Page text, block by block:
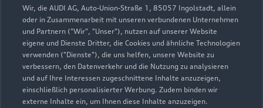
Wir, die AUDI AG, Auto-Union-Straße 1, 85057 Ingolstadt, allein
oder in Zusammenarbeit mit unseren verbundenen Unternehmen
und Partnern ("Wir", "Unser"), nutzen auf unserer Website
eigene und Dienste Dritter, die Cookies und ähnliche Technologien
verwenden ("Dienste"), die uns helfen, unsere Website zu
verbessern, den Datenverkehr und die Nutzung zu analysieren
und auf Ihre Interessen zugeschnittene Inhalte anzuzeigen,
einschließlich personalisierter Werbung. Zudem binden wir
externe Inhalte ein, um Ihnen diese Inhalte anzuzeigen.
Teile- & Zubehörverkauf
Geschlossen,öffnet amSamstag 07:00